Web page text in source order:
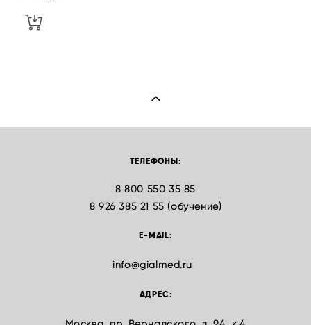
ТЕЛЕФОНЫ:
8 800 550 35 85
8 926 385 21 55 (обучение)
E-MAIL:
info@gialmed.ru
АДРЕС: